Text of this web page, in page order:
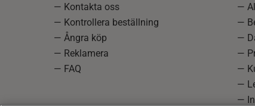
— Kontakta oss
— Kontrollera beställning
— Ångra köp
— Reklamera
— FAQ
—
—
—
—
—
—
—